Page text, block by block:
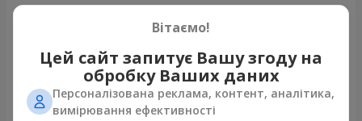
Щойно доставили
Вітаємо!
Цей сайт запитує Вашу згоду на
обробку Ваших даних
Персоналізована реклама, контент, аналітика,
вимірювання ефективності